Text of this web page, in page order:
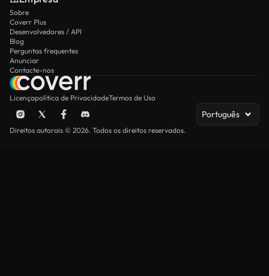
Sobre
Coverr Plus
Desenvolvedores / API
Blog
Perguntas frequentes
Anunciar
Contacte-nos
Licençapolítica de PrivacidadeTermos de Uso
Português
Direitos autorais © 2026. Todos os direitos reservados.